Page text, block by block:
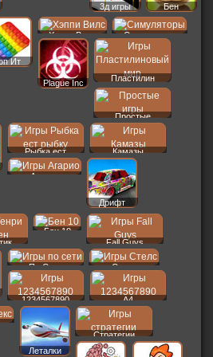
3д игры
Бен
Ит
Хэппи Вилс Симуляторы
Plague Inc
Пластилин
Простые
Рыбка ест Камазы
Агарио
Дрифт
Бен 10
Fall Guys
По Сети Стелс
1234567890 A4
Леталки
Стратегии